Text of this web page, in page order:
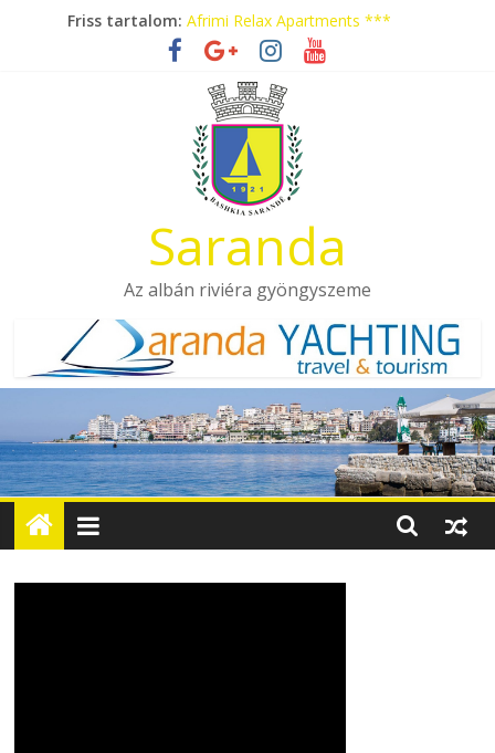
Friss tartalom: Afrimi Relax Apartments ***
Tengerparti nyaralás autóbusszal!
Eladó apartmanok Sarandában
Hotel Pini ***
Aquamarine Apartments
Saranda
Az albán riviéra gyöngyszeme